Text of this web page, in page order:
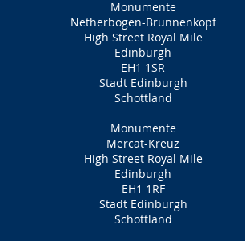
Monumente
Netherbogen-Brunnenkopf
High Street Royal Mile
Edinburgh
EH1 1SR
Stadt Edinburgh
Schottland
Monumente
Mercat-Kreuz
High Street Royal Mile
Edinburgh
EH1 1RF
Stadt Edinburgh
Schottland